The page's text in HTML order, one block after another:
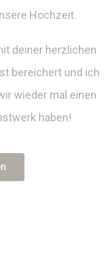
Hochzeit.
deiner herzlichen
bereichert und ich
wieder mal einen
haben!